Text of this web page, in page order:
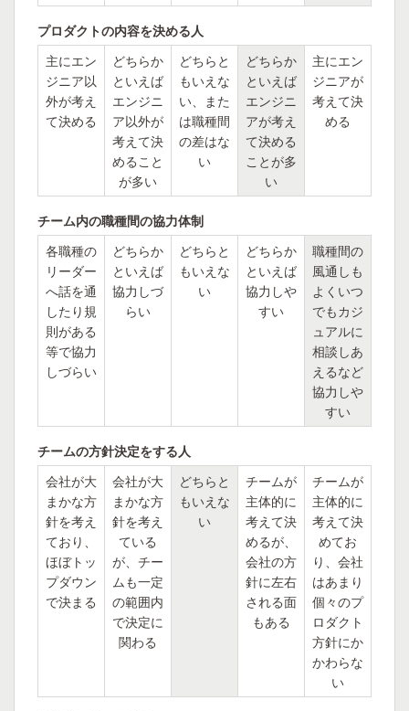
プロダクトの内容を決める人
主にエン
ジニア以
外が考え
て決める
どちらか
といえば
エンジニ
ア以外が
考えて決
めること
が多い
どちらと
もいえな
い、また
は職種間
の差はな
い
どちらか
といえば
エンジニ
アが考え
て決める
ことが多
い
主にエン
ジニアが
考えて決
める
チーム内の職種間の協力体制
各職種の
リーダー
へ話を通
したり規
則がある
等で協力
しづらい
どちらか
といえば
協力しづ
らい
どちらと
もいえな
い
どちらか
といえば
協力しや
すい
職種間の
風通しも
よくいつ
でもカジ
ュアルに
相談しあ
えるなど
協力しや
すい
チームの方針決定をする人
会社が大
まかな方
針を考え
ており、
ほぼトッ
プダウン
で決まる
会社が大
まかな方
針を考え
ている
が、チー
ムも一定
の範囲内
で決定に
関わる
どちらと
もいえな
い
チームが
主体的に
考えて決
めるが、
会社の方
針に左右
される面
もある
チームが
主体的に
考えて決
めてお
り、会社
はあまり
個々のプ
ロダクト
方針にか
かわらな
い